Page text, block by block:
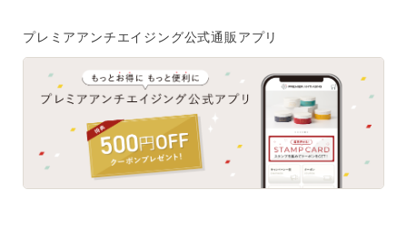
プレミアアンチエイジング公式通販アプリ